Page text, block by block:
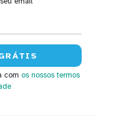
com os nossos termos